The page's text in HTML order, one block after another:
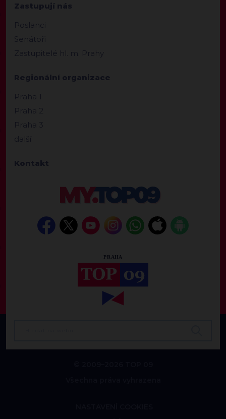
Zastupují nás
Poslanci
Senátoři
Zastupitelé hl. m. Prahy
Regionální organizace
Praha 1
Praha 2
Praha 3
další
Kontakt